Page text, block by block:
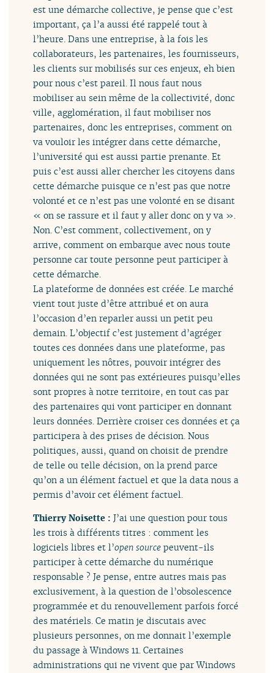
est une démarche collective, je pense que c’est
important, ça l’a aussi été rappelé tout à
l’heure. Dans une entreprise, à la fois les
collaborateurs, les partenaires, les fournisseurs,
les clients sur mobilisés sur ces enjeux, eh bien
pour nous c’est pareil. Il nous faut nous
mobiliser au sein même de la collectivité, donc
ville, agglomération, il faut mobiliser nos
partenaires, donc les entreprises, comment on
va vouloir les intégrer dans cette démarche,
l’université qui est aussi partie prenante. Et
puis c’est aussi aller chercher les citoyens dans
cette démarche puisque ce n’est pas que notre
volonté et ce n’est pas une volonté en se disant
« on se rassure et il faut y aller donc on y va ».
Non. C’est comment, collectivement, on y
arrive, comment on embarque avec nous toute
personne car toute personne peut participer à
cette démarche.
La plateforme de données est créée. Le marché
vient tout juste d’être attribué et on aura
l’occasion d’en reparler aussi un petit peu
demain. L’objectif c’est justement d’agréger
toutes ces données dans une plateforme, pas
uniquement les nôtres, pouvoir intégrer des
données qui ne sont pas extérieures puisqu’elles
sont propres à notre territoire, en tout cas par
des partenaires qui vont participer en donnant
leurs données. Derrière croiser ces données et ça
participera à des prises de décision. Nous
politiques, aussi, quand on choisit de prendre
de telle ou telle décision, on la prend parce
qu’on a un élément factuel et que la data nous a
permis d’avoir cet élément factuel.
Thierry Noisette :J’ai une question pour tous
les trois à différents titres : comment les
logiciels libres et l’open source peuvent-ils
participer à cette démarche du numérique
responsable ? Je pense, entre autres mais pas
exclusivement, à la question de l’obsolescence
programmée et du renouvellement parfois forcé
des matériels. Ce matin je discutais avec
plusieurs personnes, on me donnait l’exemple
du passage à Windows 11. Certaines
administrations qui ne vivent que par Windows